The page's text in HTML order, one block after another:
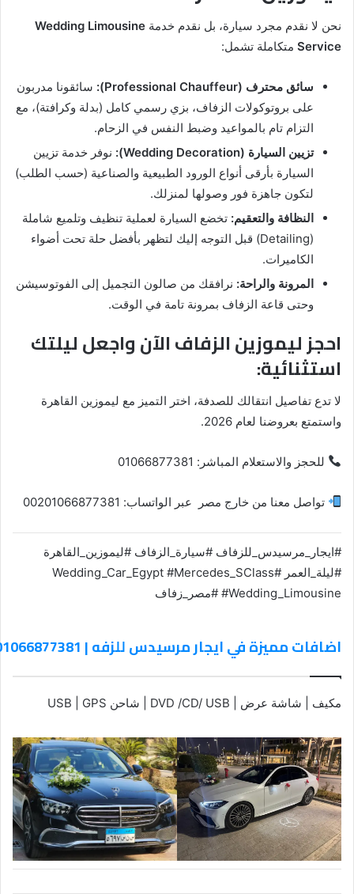
نحن لا نقدم مجرد سيارة، بل نقدم خدمة Wedding Limousine
Service متكاملة تشمل:
سائق محترف (Professional Chauffeur):
سائقونا مدربون
على بروتوكولات الزفاف، بزي رسمي كامل (بدلة وكرافتة)، مع
التزام تام بالمواعيد وضبط النفس في الزحام.
تزيين السيارة (Wedding Decoration):
نوفر خدمة تزيين
السيارة بأرقى أنواع الورود الطبيعية والصناعية (حسب الطلب)
لتكون جاهزة فور وصولها لمنزلك.
النظافة والتعقيم: تخضع السيارة لعملية تنظيف وتلميع شاملة
(Detailing) قبل التوجه إليك لتظهر بأفضل حلة تحت أضواء
الكاميرات.
المرونة والراحة: نرافقك من صالون التجميل إلى الفوتوسيشن
وحتى قاعة الزفاف بمرونة تامة في الوقت.
احجز ليموزين الزفاف الآن واجعل ليلتك
استثنائية:
لا تدع تفاصيل انتقالك للصدفة، اختر التميز مع ليموزين القاهرة
واستمتع بعروضنا لعام 2026.
للحجز والاستعلام المباشر: 01066877381
تواصل معنا من خارج مصر عبر الواتساب: 00201066877381
#ايجار_مرسيدس_للزفاف #سيارة_الزفاف #ليموزين_القاهرة
#ليلة_العمر #Wedding_Car_Egypt #Mercedes_SClass
#Wedding_Limousine #مصر_زفاف
اضافات مميزة في ايجار مرسيدس للزفه | 01066877381
مكيف | شاشة عرض | DVD /CD/ USB | شاحن USB | GPS